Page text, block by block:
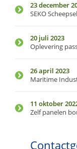
23 december
SEKO
20 juli 2023
Oplevering
26 april 2023
Maritime
11 oktober
Zelf panelen